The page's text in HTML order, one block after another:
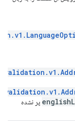
پر نشده